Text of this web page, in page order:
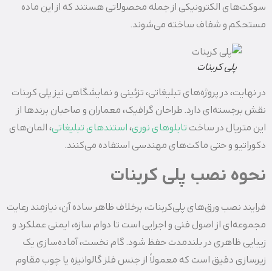
سوکت‌های الکترونیکی از جمله محصولاتی هستند که از این ماده
مستحکم و شفاف ساخته می‌شوند.
پلی کربنات
در نهایت، در پروژه‌های تبلیغاتی، تزئینی و نمایشگاهی نیز پلی کربنات
نقش برجسته‌ای دارد. طراحان گرافیک، معماران و صاحبان برندها از
این متریال در ساخت تابلوهای نوری،استندهای تبلیغاتی، المان‌های
دکوراتیو و حتی ماکت‌های مهندسی استفاده می‌کنند.
نحوه نصب پلی کربنات
فرایند نصب ورق‌های پلی‌کربنات، برخلاف ظاهر ساده آن، نیازمند رعایت
مجموعه‌ای از اصول فنی و اجرایی است تا دوام سازه، ایمنی عملکرد و
زیبایی ظاهری در بلندمدت حفظ شود. گام نخست، آماده‌سازی یک
زیرسازی دقیق است که معمولاً از جنس فلز گالوانیزه یا چوب مقاوم